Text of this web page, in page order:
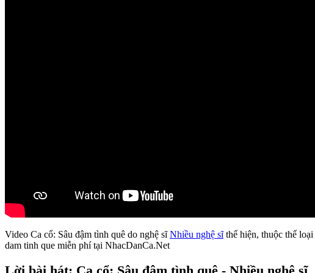
Video Ca cổ: Sâu đậm tình quê do nghệ sĩNhiều nghệ sĩthể hiện, thuộc thể loại
dam tinh que miễn phí tại NhacDanCa.Net